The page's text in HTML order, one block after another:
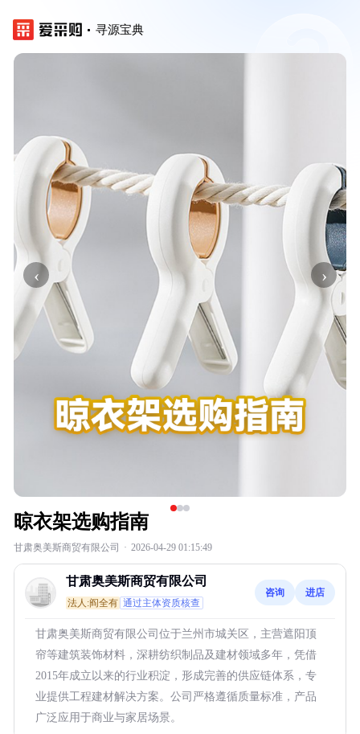
寻源宝典
‹ ›
晾衣架选购指南
甘肃奥美斯商贸有限公司 · 2026-04-29 01:15:49
甘肃奥美斯商贸有限公司
法人:阎全有 通过主体资质核查
咨询 进店
甘肃奥美斯商贸有限公司位于兰州市城关区，主营遮阳顶
帘等建筑装饰材料，深耕纺织制品及建材领域多年，凭借
2015年成立以来的行业积淀，形成完善的供应链体系，专
业提供工程建材解决方案。公司严格遵循质量标准，产品
广泛应用于商业与家居场景。